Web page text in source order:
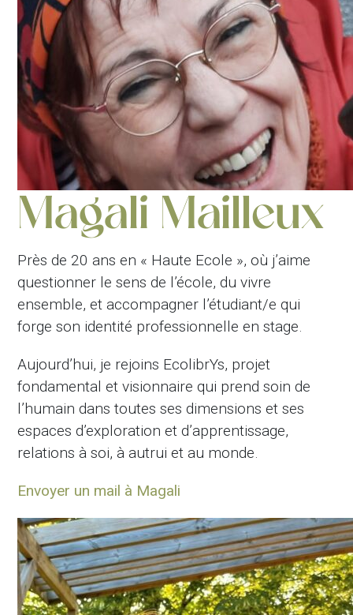
Magali Mailleux
Près de 20 ans en « Haute Ecole », où j’aime
questionner le sens de l’école, du vivre
ensemble, et accompagner l’étudiant/e qui
forge son identité professionnelle en stage.
Aujourd’hui, je rejoins EcolibrYs, projet
fondamental et visionnaire qui prend soin de
l’humain dans toutes ses dimensions et ses
espaces d’exploration et d’apprentissage,
relations à soi, à autrui et au monde.
Envoyer un mail à Magali